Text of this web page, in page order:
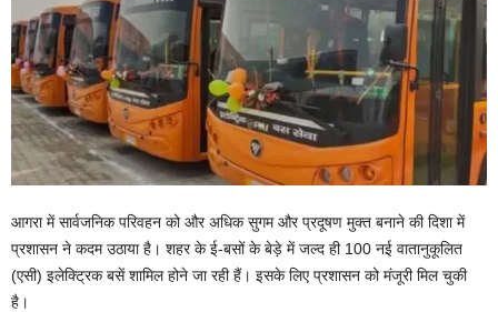
आगरा में सार्वजनिक परिवहन को और अधिक सुगम और प्रदूषण मुक्त बनाने की दिशा में
प्रशासन ने कदम उठाया है। शहर के ई-बसों के बेड़े में जल्द ही 100 नई वातानुकूलित
(एसी) इलेक्ट्रिक बसें शामिल होने जा रही हैं। इसके लिए प्रशासन को मंजूरी मिल चुकी
है।